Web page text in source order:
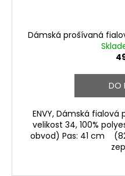
Dámská prošívaná
DO
ENVY, Dámská
velikost 34, 100%
obvod) Pas: 41 cm